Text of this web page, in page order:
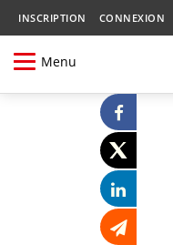
INSCRIPTION CONNEXION
Menu